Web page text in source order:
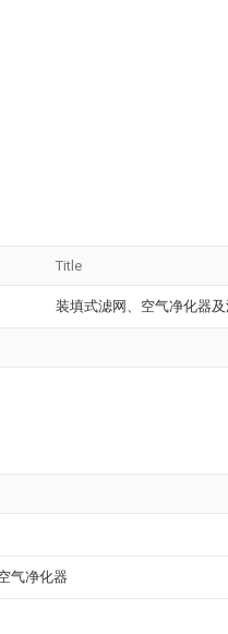
Title
装填式滤网、空气净化器
气净化器